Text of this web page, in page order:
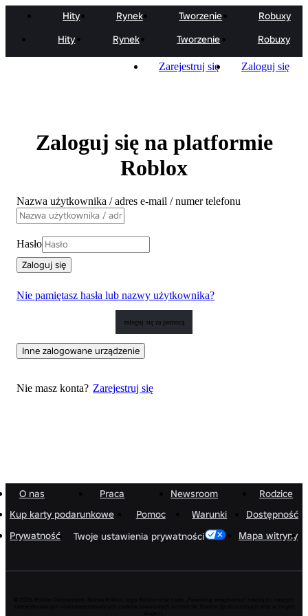
Hity Rynek Tworzenie
Robuxy
Hity
Rynek Tworzenie Robuxy
Zarejestruj się Zaloguj się
Zaloguj się na platformie
Roblox
Nazwa użytkownika / adres e-mail / numer telefonu
Hasło
Zaloguj się
Nie pamiętasz hasła lub nazwy użytkownika?
zaloguj się za pomocą
Inne zalogowane urządzenie
Nie masz konta? Zarejestruj się
O nas Praca Newsroom
Rodzice
Kup karty podarunkowe
Pomoc Warunki
Dostępność
Prywatność
Twoje ustawienia prywatności Mapa witryny